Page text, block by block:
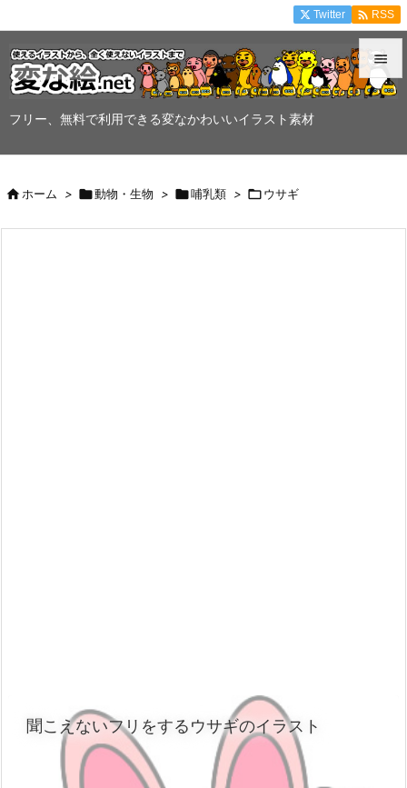
フリー、無料で利用できる変なかわいいイラスト素材


Twitter  RSS
ホーム > 動物・生物 > 哺乳類 > ウサギ
聞こえないフリをするウサギのイラスト